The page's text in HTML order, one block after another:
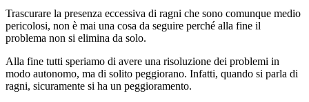
Trascurare la presenza eccessiva di ragni che sono comunque medio
pericolosi, non è mai una cosa da seguire perché alla fine il
problema non si elimina da solo.
Alla fine tutti speriamo di avere una risoluzione dei problemi in
modo autonomo, ma di solito peggiorano. Infatti, quando si parla di
ragni, sicuramente si ha un peggioramento.